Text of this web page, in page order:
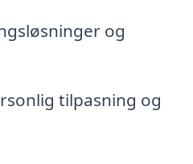
og
tilpasning og